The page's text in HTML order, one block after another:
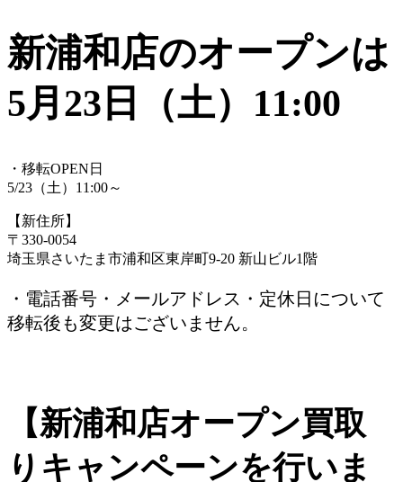
新浦和店のオープンは
5月23日（土）11:00
・移転OPEN日
5/23（土）11:00～
【新住所】
〒330-0054
埼玉県さいたま市浦和区東岸町9-20 新山ビル1階
・電話番号・メールアドレス・定休日について
移転後も変更はございません。
【新浦和店オープン買取
りキャンペーンを行いま